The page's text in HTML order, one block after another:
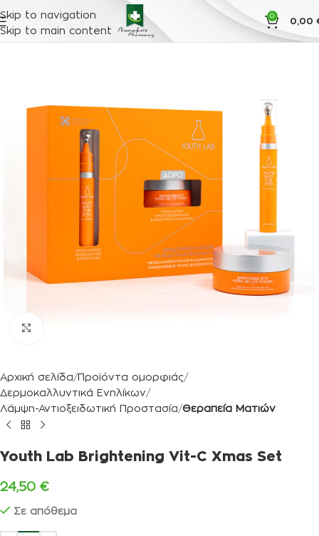
Skip to navigation
Skip to main content
0
0,00
Αρχική σελίδα Προϊόντα ομορφιάς
Δερμοκαλλυντικά Ενηλίκων
Λάμψη-Αντιοξειδωτική Προστασία Θεραπεία Ματιών
Youth Lab Brightening Vit-C Xmas Set
24,50 €
Σε απόθεμα